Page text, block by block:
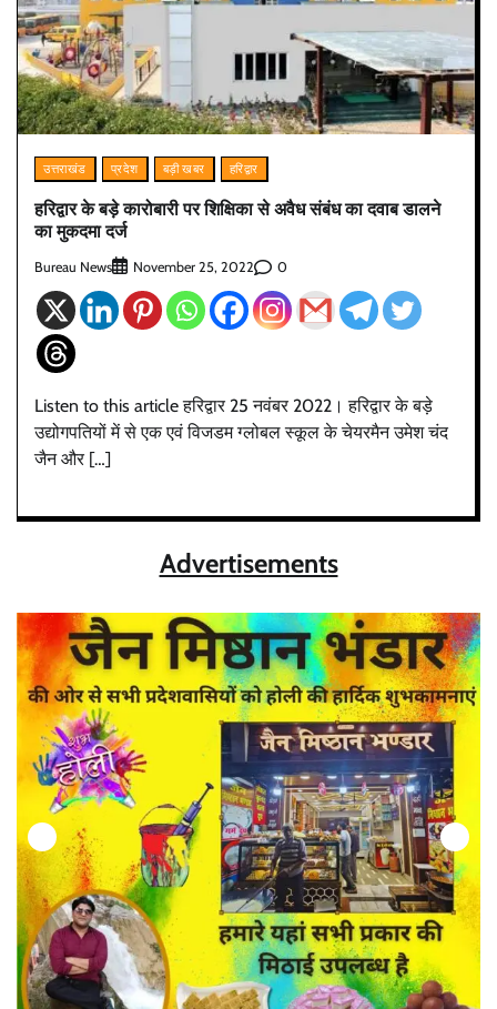
उत्तराखंड प्रदेश बड़ी खबर हरिद्वार
हरिद्वार के बड़े कारोबारी पर शिक्षिका से अवैध संबंध का दवाब डालने
का मुकदमा दर्ज
Bureau News November 25, 2022 0
Listen to this article हरिद्वार 25 नवंबर 2022। हरिद्वार के बड़े
उद्योगपतियों में से एक एवं विजडम ग्लोबल स्कूल के चेयरमैन उमेश चंद
जैन और […]
Advertisements